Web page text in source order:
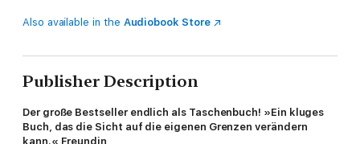
Also available in the Audiobook Store
Publisher Description
Der große Bestseller endlich als Taschenbuch! »Ein kluges
Buch, das die Sicht auf die eigenen Grenzen verändern
kann.« Freundin